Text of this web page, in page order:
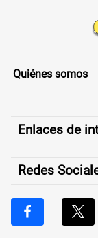
Quiénes somos
Enlaces de
Redes